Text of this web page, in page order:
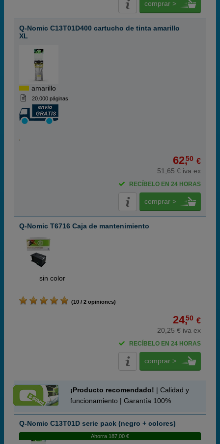
comprar >
Q-Nomic C13T01D400 cartucho de tinta amarillo
XL
amarillo
20.000 páginas
62,50 €
51,65 € iva ex
RECÍBELO EN 24 HORAS
comprar >
Q-Nomic T6716 Caja de mantenimiento
sin color
(10 / 2 opiniones)
24,50 €
20,25 € iva ex
RECÍBELO EN 24 HORAS
comprar >
¡Producto recomendado! | Calidad y
funcionamiento | Garantía 100%
Q-Nomic C13T01D serie pack (negro + colores)
Ahorra 187,00 €